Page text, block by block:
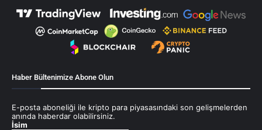
Haber Bültenimize Abone Olun
E-posta aboneliği ile kripto para piyasasındaki son gelişmelerden
anında haberdar olabilirsiniz.
İsim